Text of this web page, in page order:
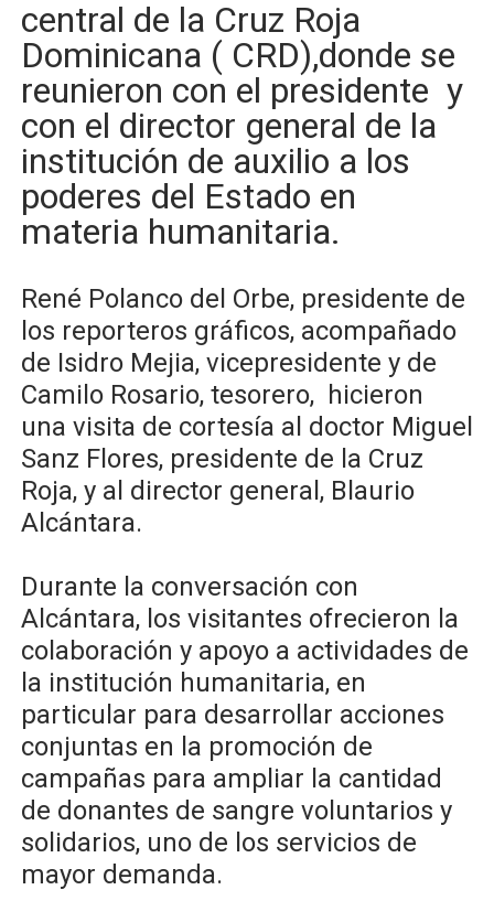
Ministerio de Defensa siembra esperanza y protege
MICM y CECCOM retienen 213,355 galones de
Bienes Nacionales recauda más de RD 57 millones en
Residentes en San Juan beneficiados con jornada
El magistrado Henry Molina decidió no seguir en la
central de la Cruz Roja
Dominicana ( CRD),donde se
reunieron con el presidente y
con el director general de la
institución de auxilio a los
poderes del Estado en
materia humanitaria.
René Polanco del Orbe, presidente de
los reporteros gráficos, acompañado
de Isidro Mejia, vicepresidente y de
Camilo Rosario, tesorero, hicieron
una visita de cortesía al doctor Miguel
Sanz Flores, presidente de la Cruz
Roja, y al director general, Blaurio
Alcántara.
Durante la conversación con
Alcántara, los visitantes ofrecieron la
colaboración y apoyo a actividades de
la institución humanitaria, en
particular para desarrollar acciones
conjuntas en la promoción de
campañas para ampliar la cantidad
de donantes de sangre voluntarios y
solidarios, uno de los servicios de
mayor demanda.